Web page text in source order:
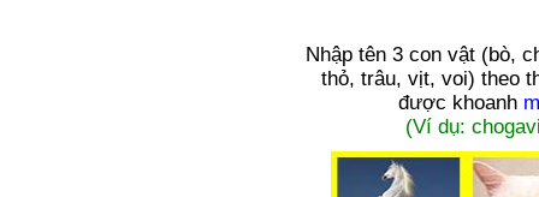
Nhập tên 3 con vật (bò,
thỏ, trâu, vịt, voi) theo
được khoanh
(Ví dụ: